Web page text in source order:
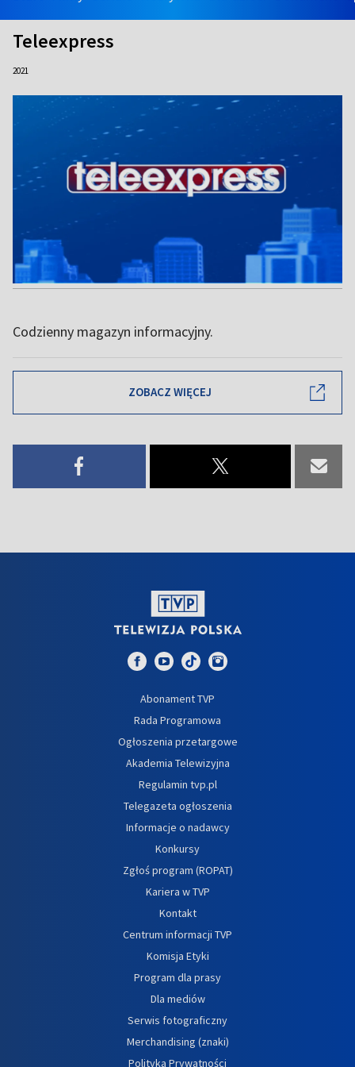
Teleexpress
2021
Codzienny magazyn informacyjny.
ZOBACZ WIĘCEJ
Abonament TVP
Rada Programowa
Ogłoszenia przetargowe
Akademia Telewizyjna
Regulamin tvp.pl
Telegazeta ogłoszenia
Informacje o nadawcy
Konkursy
Zgłoś program (ROPAT)
Kariera w TVP
Kontakt
Centrum informacji TVP
Komisja Etyki
Program dla prasy
Dla mediów
Serwis fotograficzny
Merchandising (znaki)
Polityka Prywatności